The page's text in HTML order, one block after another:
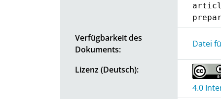
Verfügbarkeit des
Dokuments:
Datei
Lizenz (Deutsch):
4.0